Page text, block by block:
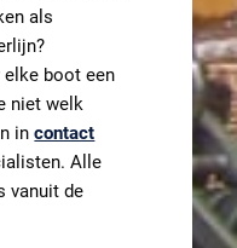
als
boot een
niet welk
incontact
Alle
vanuit de